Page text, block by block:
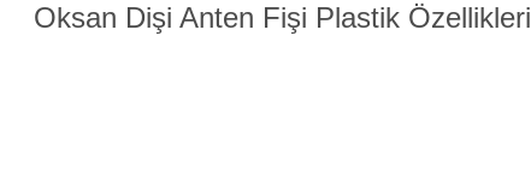
Oksan Dişi Anten Fişi Plastik Özellikleri